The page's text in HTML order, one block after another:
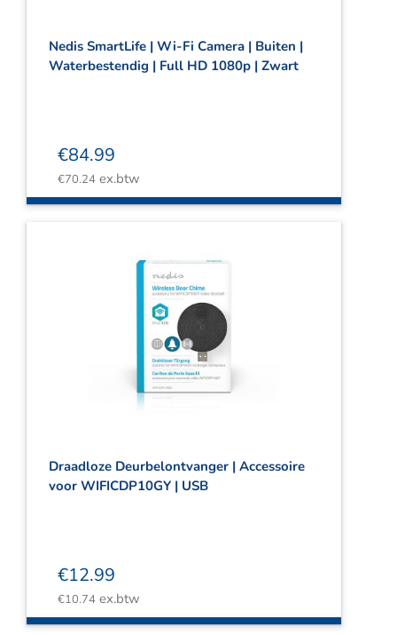
Nedis SmartLife | Wi-Fi Camera | Buiten |
Waterbestendig | Full HD 1080p | Zwart
€84.99
€70.24 ex.btw
Draadloze Deurbelontvanger | Accessoire
voor WIFICDP10GY | USB
€12.99
€10.74 ex.btw